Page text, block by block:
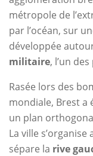
métropole de
par l’océan, sur
développée
militaire, l’un
Rasée lors des
mondiale, Brest
un plan
La ville
sépare la rive